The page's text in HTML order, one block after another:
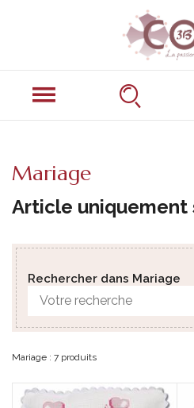
Mariage
Article uniquement
Rechercher dans Mariage
Mariage : 7 produits